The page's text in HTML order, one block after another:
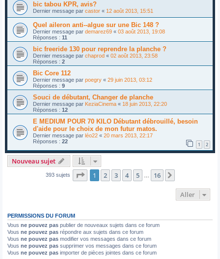
bic tabou KPR, avis?
Dernier message par castor « 12 août 2013, 15:51
Quel aileron anti--algue sur une Bic 148 ?
Dernier message par demarez69 « 03 août 2013, 19:08
Réponses : 11
bic freeride 130 pour reprendre la planche ?
Dernier message par chaprod « 02 août 2013, 23:58
Réponses : 2
Bic Core 112
Dernier message par poegry « 29 juin 2013, 03:12
Réponses : 9
Souci de débutant, Changer de planche
Dernier message par KeziaCinema « 18 juin 2013, 22:20
Réponses : 12
E MEDIUM POUR 70 KILO Débutant débrouillé, besoin
d'aide pour le choix de mon futur matos.
Dernier message par léo22 « 20 mars 2013, 22:17
Réponses : 22 1 2
Nouveau sujet
393 sujets Page 1sur16
1 2 3 4 5 16
Aller
PERMISSIONS DU FORUM
Vous ne pouvez pas publier de nouveaux sujets dans ce forum
Vous ne pouvez pas répondre aux sujets dans ce forum
Vous ne pouvez pas modifier vos messages dans ce forum
Vous ne pouvez pas supprimer vos messages dans ce forum
Vous ne pouvez pas importer de pièces jointes dans ce forum